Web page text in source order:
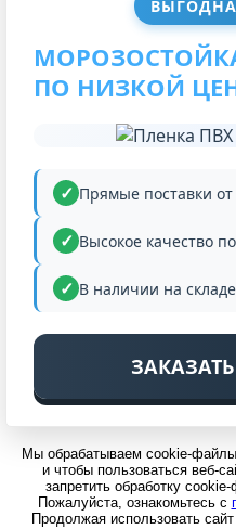
ПО НИЗКОЙ
Прямые поставки
Высокое качество
В наличии на складе
Мы обрабатываем cookie-
и чтобы пользоваться веб-
запретить обработку
Пожалуйста, ознакомьтесь с
Продолжая использовать